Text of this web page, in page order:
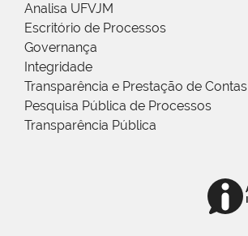
Analisa UFVJM
Escritório de Processos
Governança
Integridade
Transparência e Prestação de Contas
Pesquisa Pública de Processos
Transparência Pública